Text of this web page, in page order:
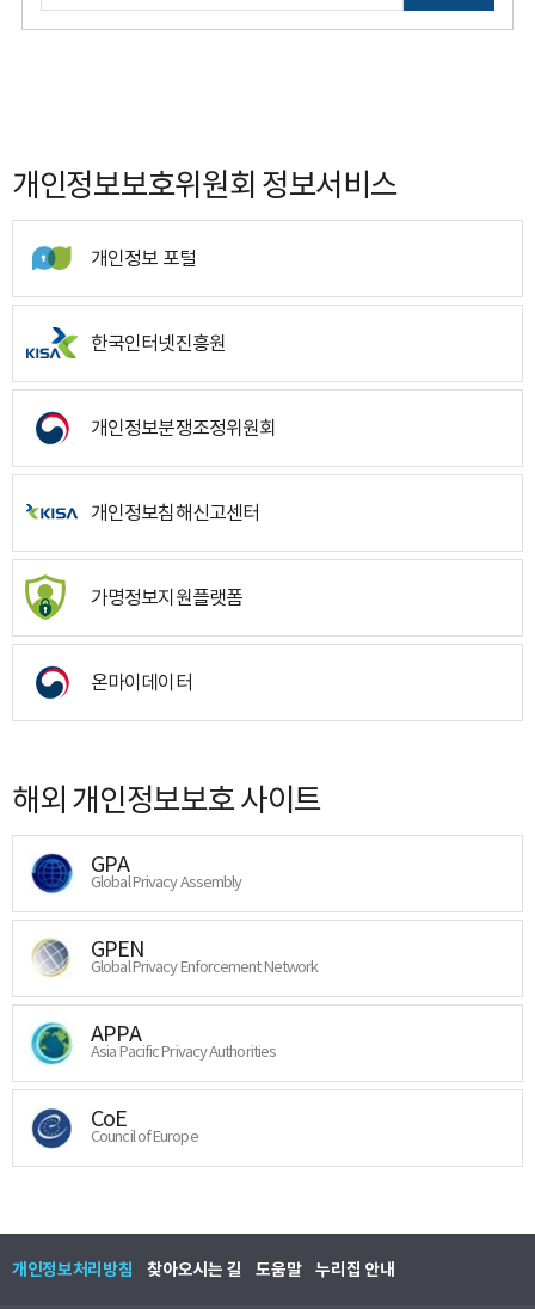
개인정보보호위원회 정보서비스
개인정보 포털
한국인터넷진흥원
개인정보분쟁조정위원회
개인정보침해신고센터
가명정보지원플랫폼
온마이데이터
해외 개인정보보호 사이트
GPA
Global Privacy Assembly
GPEN
Global Privacy Enforcement Network
APPA
Asia Pacific Privacy Authorities
CoE
Council of Europe
개인정보처리방침 찾아오시는 길 도움말 누리집 안내